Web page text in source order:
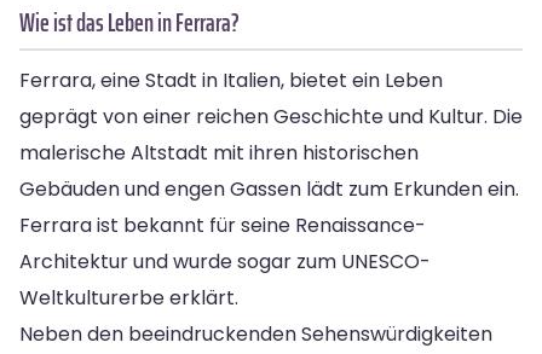
Wie ist das Leben in Ferrara?
Ferrara, eine Stadt in Italien, bietet ein Leben
geprägt von einer reichen Geschichte und Kultur. Die
malerische Altstadt mit ihren historischen
Gebäuden und engen Gassen lädt zum Erkunden ein.
Ferrara ist bekannt für seine Renaissance-
Architektur und wurde sogar zum UNESCO-
Weltkulturerbe erklärt.
Neben den beeindruckenden Sehenswürdigkeiten